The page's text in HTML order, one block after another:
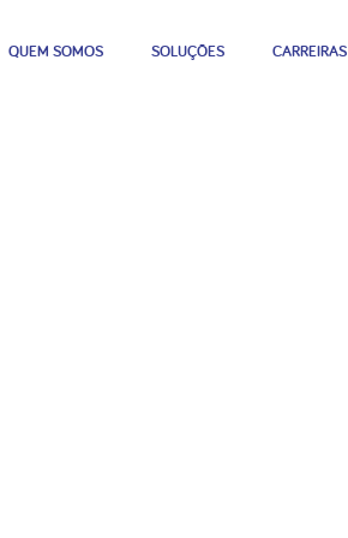
QUEM SOMOS SOLUÇÕES CARREIRAS